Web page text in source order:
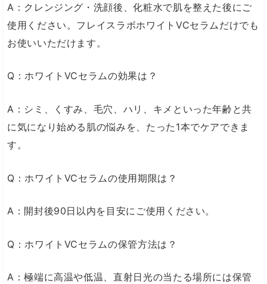
A：クレンジング・洗顔後、化粧水で肌を整えた後にご
使用ください。フレイスラボホワイトVCセラムだけでも
お使いいただけます。
Q：ホワイトVCセラムの効果は？
A：シミ、くすみ、毛穴、ハリ、キメといった年齢と共
に気になり始める肌の悩みを、たった1本でケアできま
す。
Q：ホワイトVCセラムの使用期限は？
A：開封後90日以内を目安にご使用ください。
Q：ホワイトVCセラムの保管方法は？
A：極端に高温や低温、直射日光の当たる場所には保管